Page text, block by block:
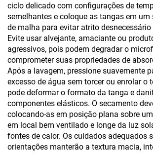
ciclo delicado com configurações de
semelhantes e coloque as tangas em
de malha para evitar atrito
Evite usar alvejante, amaciante ou
agressivos, pois podem degradar o
comprometer suas propriedades de
Após a lavagem, pressione suavemente
excesso de água sem torcer ou enrolar o
pode deformar o formato da tanga e
componentes elásticos. O secamento
colocando-as em posição plana sobre
em local bem ventilado e longe da luz
fontes de calor. Os cuidados adequados
orientações manterão a textura macia,